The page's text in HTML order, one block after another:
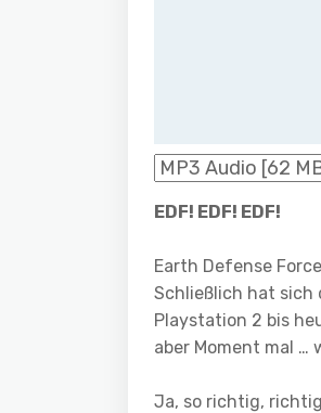
EDF! EDF! EDF!
Earth Defense
Schließlich hat sich
Playstation 2 bis
aber Moment mal …
Ja, so richtig,